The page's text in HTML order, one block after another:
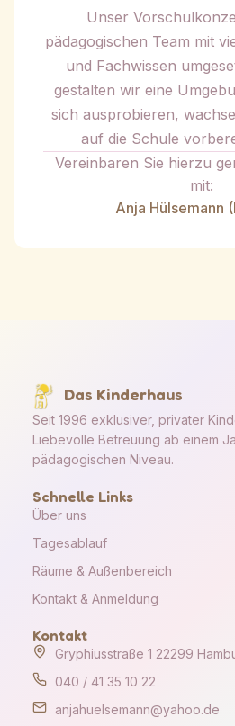
Unser
pädagogischen Team mit
und Fachwissen
gestalten wir eine
sich ausprobieren,
auf die Schule
Vereinbaren Sie hierzu
mit:
Anja Hülsemann
Das Kinderhaus
Seit 1996 exklusiver, privater
Liebevolle Betreuung ab einem
pädagogischen Niveau.
Schnelle Links
Über uns
Tagesablauf
Räume & Außenbereich
Kontakt & Anmeldung
Kontakt
Gryphiusstraße 1 22299
040 / 41 35 10 22
anjahuelsemann@yahoo.de